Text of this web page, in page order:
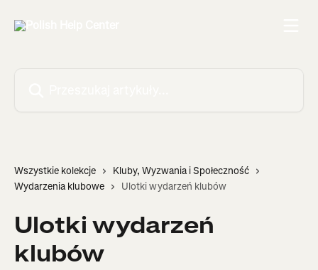
Wszystkie kolekcje
Kluby, Wyzwania i Społeczność
Wydarzenia klubowe
Ulotki wydarzeń klubów
Ulotki wydarzeń
klubów